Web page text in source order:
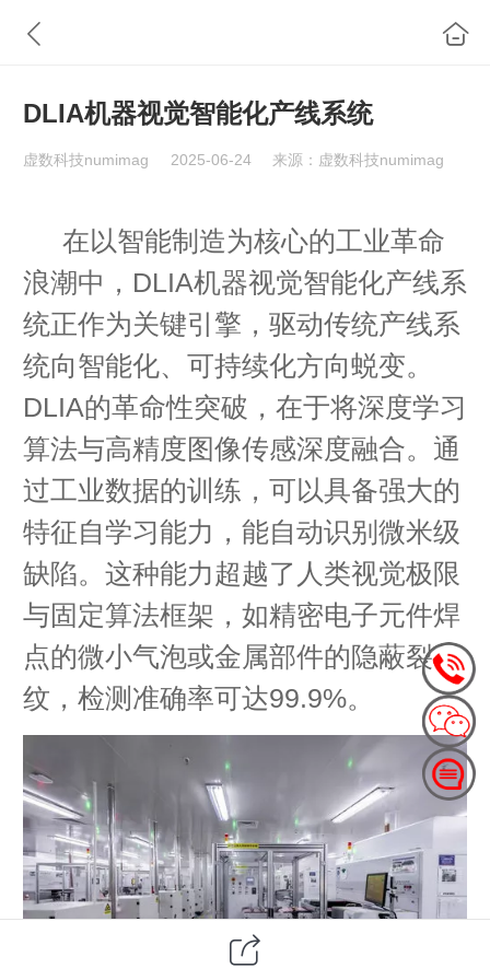
DLIA机器视觉智能化产线系统
虚数科技numimag 2025-06-24 来源：虚数科技numimag
在以智能制造为核心的工业革命
浪潮中，DLIA机器视觉智能化产线系
统正作为关键引擎，驱动传统产线系
统向智能化、可持续化方向蜕变。
DLIA的革命性突破，在于将深度学习
算法与高精度图像传感深度融合。通
过工业数据的训练，可以具备强大的
特征自学习能力，能自动识别微米级
缺陷。这种能力超越了人类视觉极限
与固定算法框架，如精密电子元件焊
点的微小气泡或金属部件的隐蔽裂
纹，检测准确率可达99.9%。